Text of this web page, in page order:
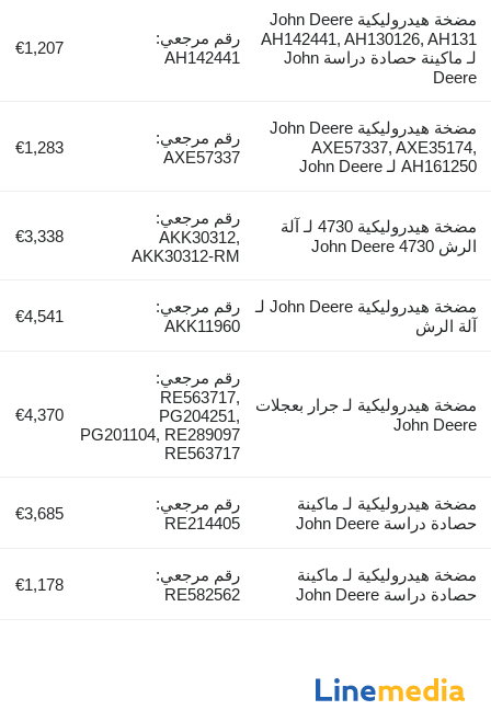
مضخة هيدروليكية John Deere
AH142441, AH130126, AH131
لـ ماكينة حصادة دراسة John
Deere
رقم مرجعي:
AH142441
€1,207
مضخة هيدروليكية John Deere
AXE57337, AXE35174,
AH161250 لـ John Deere
رقم مرجعي:
AXE57337
€1,283
مضخة هيدروليكية 4730 لـ آلة
الرش John Deere 4730
رقم مرجعي:
AKK30312,
AKK30312-RM
€3,338
مضخة هيدروليكية John Deere لـ
آلة الرش
رقم مرجعي:
AKK11960
€4,541
مضخة هيدروليكية لـ جرار بعجلات
John Deere
رقم مرجعي:
RE563717,
PG204251,
PG201104, RE289097
RE563717
€4,370
مضخة هيدروليكية لـ ماكينة
حصادة دراسة John Deere
رقم مرجعي:
RE214405
€3,685
مضخة هيدروليكية لـ ماكينة
حصادة دراسة John Deere
رقم مرجعي:
RE582562
€1,178